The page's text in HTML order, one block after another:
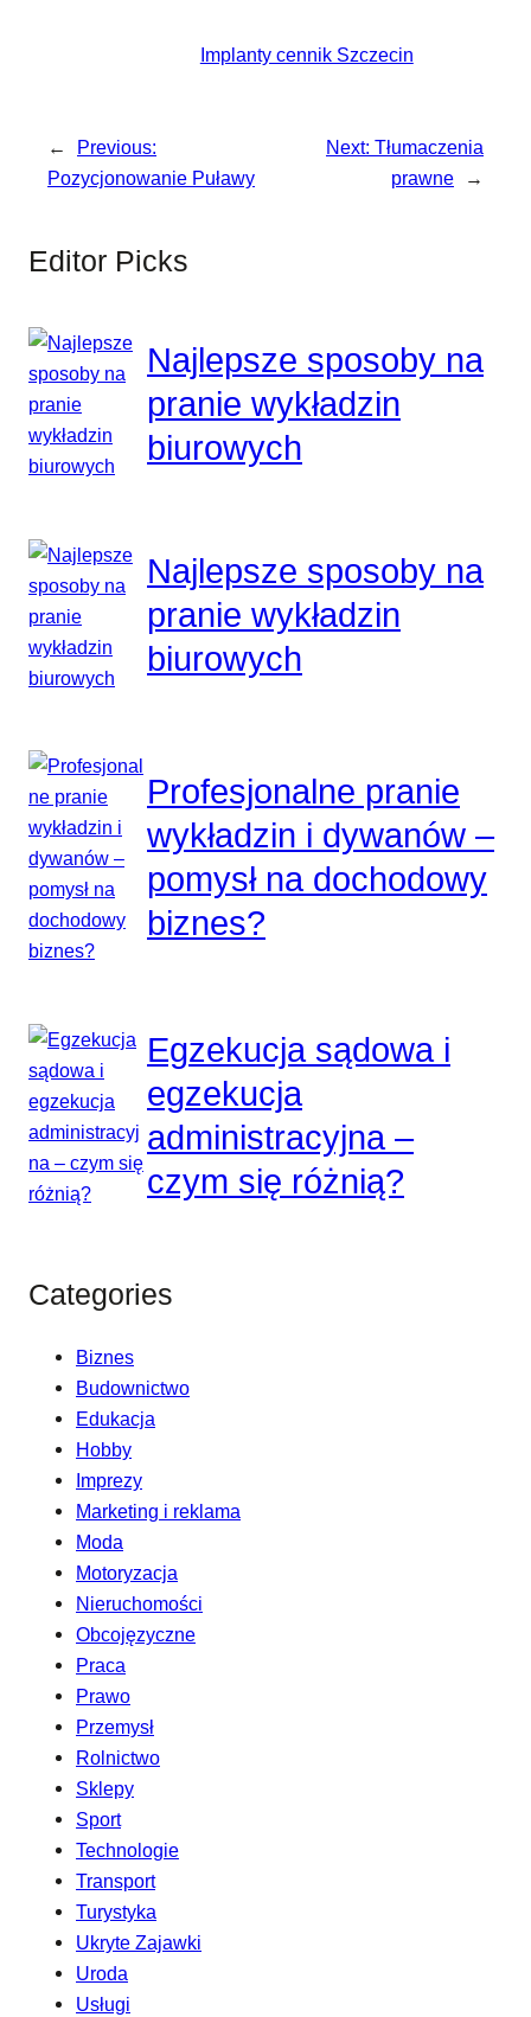
Implanty cennik Szczecin
←
Previous:
Pozycjonowanie Puławy
Next: Tłumaczenia
prawne
→
Editor Picks
Najlepsze sposoby na
pranie wykładzin
biurowych
Najlepsze sposoby na
pranie wykładzin
biurowych
Profesjonalne pranie
wykładzin i dywanów –
pomysł na dochodowy
biznes?
Egzekucja sądowa i
egzekucja
administracyjna –
czym się różnią?
Categories
Biznes
Budownictwo
Edukacja
Hobby
Imprezy
Marketing i reklama
Moda
Motoryzacja
Nieruchomości
Obcojęzyczne
Praca
Prawo
Przemysł
Rolnictwo
Sklepy
Sport
Technologie
Transport
Turystyka
Ukryte Zajawki
Uroda
Usługi